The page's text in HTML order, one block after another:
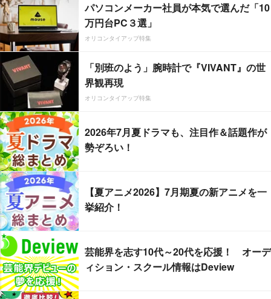
パソコンメーカー社員が本気で選んだ「10
万円台PC３選」
オリコンタイアップ特集
「別班のよう」腕時計で『VIVANT』の世
界観再現
オリコンタイアップ特集
2026年7月夏ドラマも、注目作＆話題作が
勢ぞろい！
【夏アニメ2026】7月期夏の新アニメを一
挙紹介！
芸能界を志す10代～20代を応援！ オーデ
ィション・スクール情報はDeview